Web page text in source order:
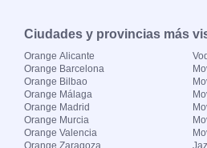
Ciudades y provincias más
Orange Alicante
Orange Barcelona
Orange Bilbao
Orange Málaga
Orange Madrid
Orange Murcia
Orange Valencia
Orange Zaragoza